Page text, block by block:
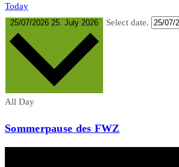
Today
25/07/2026 25. July 2026 Select date.
All Day
Sommerpause des FWZ